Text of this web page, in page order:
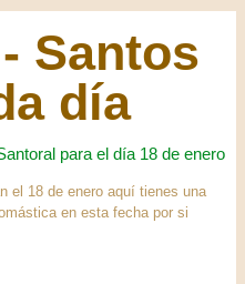
Santos
día
para el día 18 de enero
el 18 de enero aquí tienes una
en esta fecha por si